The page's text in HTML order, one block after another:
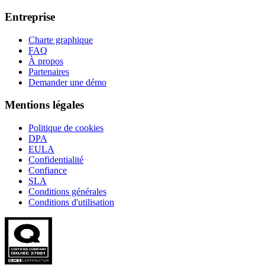
Entreprise
Charte graphique
FAQ
À propos
Partenaires
Demander une démo
Mentions légales
Politique de cookies
DPA
EULA
Confidentialité
Confiance
SLA
Conditions générales
Conditions d'utilisation